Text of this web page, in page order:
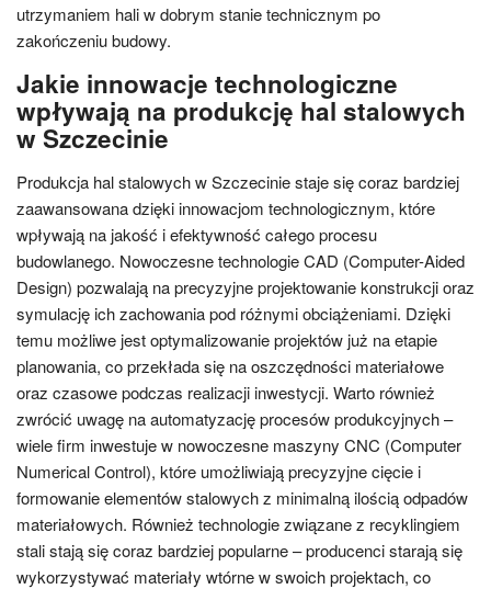
utrzymaniem hali w dobrym stanie technicznym po
zakończeniu budowy.
Jakie innowacje technologiczne
wpływają na produkcję hal stalowych
w Szczecinie
Produkcja hal stalowych w Szczecinie staje się coraz bardziej
zaawansowana dzięki innowacjom technologicznym, które
wpływają na jakość i efektywność całego procesu
budowlanego. Nowoczesne technologie CAD (Computer-Aided
Design) pozwalają na precyzyjne projektowanie konstrukcji oraz
symulację ich zachowania pod różnymi obciążeniami. Dzięki
temu możliwe jest optymalizowanie projektów już na etapie
planowania, co przekłada się na oszczędności materiałowe
oraz czasowe podczas realizacji inwestycji. Warto również
zwrócić uwagę na automatyzację procesów produkcyjnych –
wiele firm inwestuje w nowoczesne maszyny CNC (Computer
Numerical Control), które umożliwiają precyzyjne cięcie i
formowanie elementów stalowych z minimalną ilością odpadów
materiałowych. Również technologie związane z recyklingiem
stali stają się coraz bardziej popularne – producenci starają się
wykorzystywać materiały wtórne w swoich projektach, co